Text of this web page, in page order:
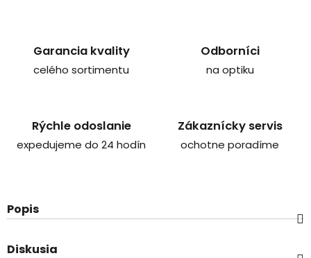
Garancia kvality
celého sortimentu
Odborníci
na optiku
Rýchle odoslanie
expedujeme do 24 hodín
Zákaznícky servis
ochotne poradíme
Popis
Diskusia